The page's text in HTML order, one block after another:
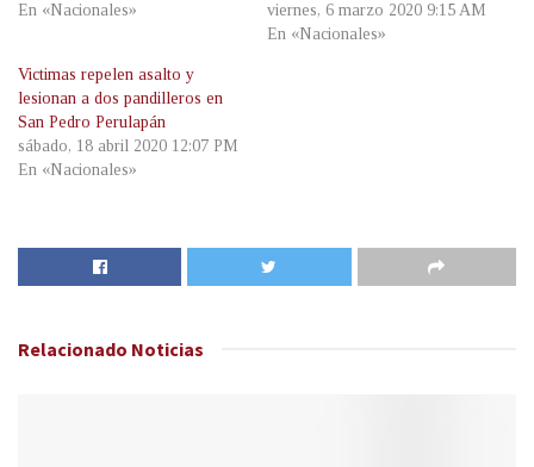
En «Nacionales»
viernes, 6 marzo 2020 9:15 AM
En «Nacionales»
Victimas repelen asalto y
lesionan a dos pandilleros en
San Pedro Perulapán
sábado, 18 abril 2020 12:07 PM
En «Nacionales»
Relacionado Noticias